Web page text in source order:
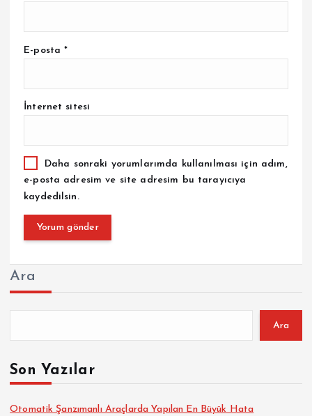
E-posta*
İnternet sitesi
Daha sonraki yorumlarımda kullanılması için adım,
e-posta adresim ve site adresim bu tarayıcıya
kaydedilsin.
Ara
Ara
Son Yazılar
Otomatik Şanzımanlı Araçlarda Yapılan En Büyük Hata